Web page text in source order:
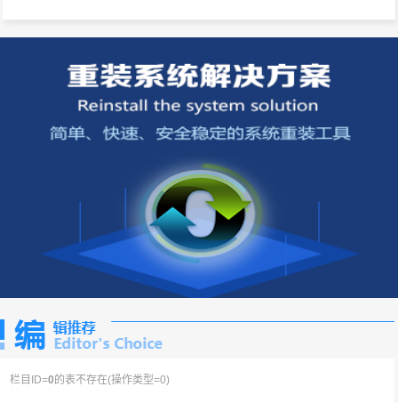
栏目ID=0的表不存在(操作类型=0)